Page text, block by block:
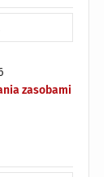
zasobami